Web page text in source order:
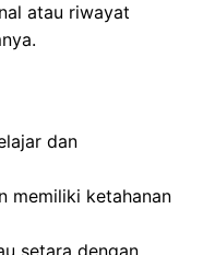
atau riwayat
dan
memiliki ketahanan
setara dengan